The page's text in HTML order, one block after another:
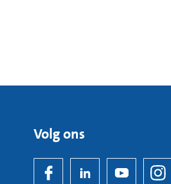
Verbeeten. Zij hebben vestigingen in
Volg ons